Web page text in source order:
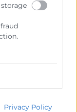
Privacy Policy
2025